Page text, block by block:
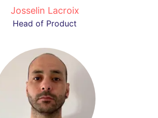
Josselin Lacroix
Head of Product